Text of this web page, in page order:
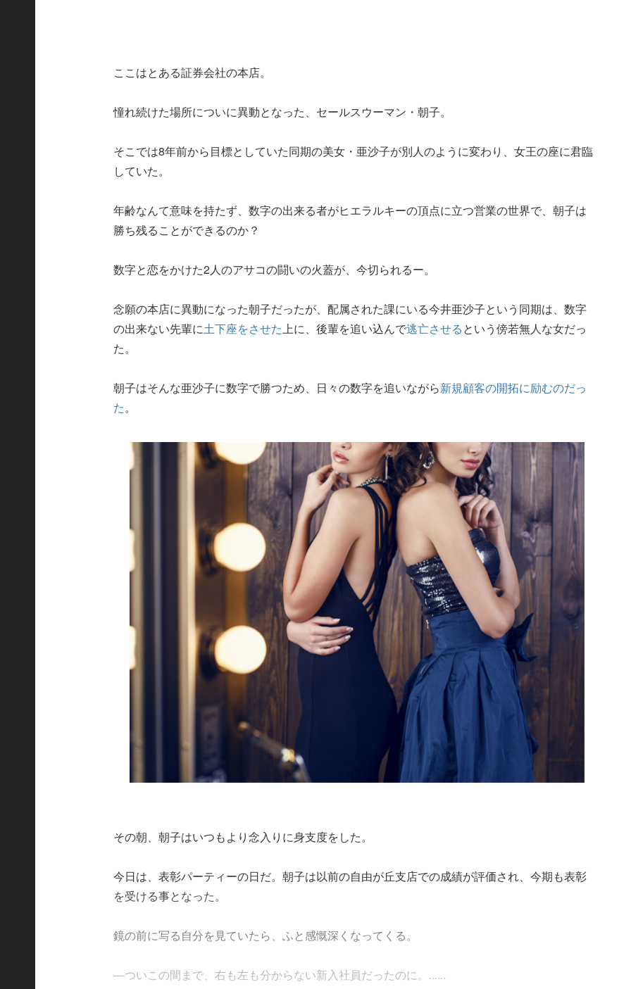
ここはとある証券会社の本店。
憧れ続けた場所についに異動となった、セールスウーマン・朝子。
そこでは8年前から目標としていた同期の美女・亜沙子が別人のように変わり、女王の座に君臨
していた。
年齢なんて意味を持たず、数字の出来る者がヒエラルキーの頂点に立つ営業の世界で、朝子は
勝ち残ることができるのか？
数字と恋をかけた2人のアサコの闘いの火蓋が、今切られるー。
念願の本店に異動になった朝子だったが、配属された課にいる今井亜沙子という同期は、数字
の出来ない先輩に土下座をさせた上に、後輩を追い込んで逃亡させるという傍若無人な女だっ
た。
朝子はそんな亜沙子に数字で勝つため、日々の数字を追いながら新規顧客の開拓に励むのだっ
た。
その朝、朝子はいつもより念入りに身支度をした。
今日は、表彰パーティーの日だ。朝子は以前の自由が丘支店での成績が評価され、今期も表彰
を受ける事となった。
鏡の前に写る自分を見ていたら、ふと感慨深くなってくる。
―ついこの間まで、右も左も分からない新入社員だったのに。......